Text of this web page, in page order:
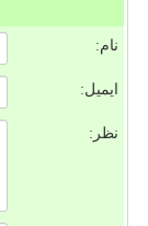
نام:
ایمیل:
نظر: